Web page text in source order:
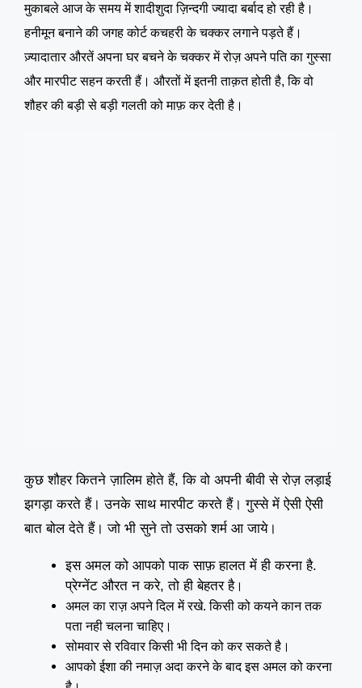
मुकाबले आज के समय में शादीशुदा ज़िन्दगी ज्यादा बर्बाद हो रही है।
हनीमून बनाने की जगह कोर्ट कचहरी के चक्कर लगाने पड़ते हैं।
ज़्यादातार औरतें अपना घर बचने के चक्कर में रोज़ अपने पति का गुस्सा
और मारपीट सहन करती हैं। औरतों में इतनी ताक़त होती है, कि वो
शौहर की बड़ी से बड़ी गलती को माफ़ कर देती है।
कुछ शौहर कितने ज़ालिम होते हैं, कि वो अपनी बीवी से रोज़ लड़ाई
झगड़ा करते हैं। उनके साथ मारपीट करते हैं। गुस्से में ऐसी ऐसी
बात बोल देते हैं। जो भी सुने तो उसको शर्म आ जाये।
इस अमल को आपको पाक साफ़ हालत में ही करना है.
प्रेग्नेंट औरत न करे, तो ही बेहतर है।
अमल का राज़ अपने दिल में रखे. किसी को कयने कान तक
पता नही चलना चाहिए।
सोमवार से रविवार किसी भी दिन को कर सकते है।
आपको ईशा की नमाज़ अदा करने के बाद इस अमल को करना